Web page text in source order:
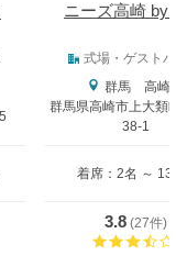
ニーズ高崎 by
式場・ゲストハ
群馬 高崎駅
群馬県高崎市上大類町
38-1
着席：2名 ～ 130
3.8(27件)